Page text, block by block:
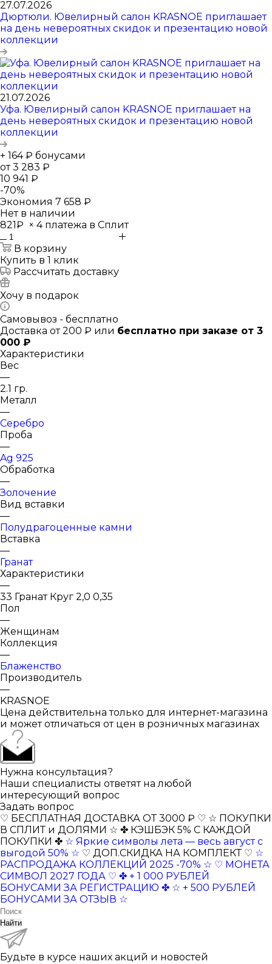
27.07.2026
Дюртюли. Ювелирный салон KRASNOE приглашает
на день невероятных скидок и презентацию новой
коллекции
21.07.2026
Уфа. Ювелирный салон KRASNOE приглашает на
день невероятных скидок и презентацию новой
коллекции
+ 164 ₽ бонусами
от3 283 ₽
10 941 ₽
-70%
Экономия 7 658 ₽
Нет в наличии
821₽ × 4 платежа в Сплит
В корзину
Купить в 1 клик
Рассчитать доставку
Хочу в подарок
Самовывоз - бесплатно
Доставка от 200 ₽ или бесплатно при заказе от 3
000 ₽
Характеристики
Вес
—
2.1 гр.
Металл
—
Серебро
Проба
—
Ag 925
Обработка
—
Золочение
Вид вставки
—
Полудрагоценные камни
Вставка
—
Гранат
Характеристики
—
33 Гранат Круг 2,0 0,35
Пол
—
Женщинам
Коллекция
—
Блаженство
Производитель
—
KRASNOE
Цена действительна только для интернет-магазина
и может отличаться от цен в розничных магазинах
Нужна консультация?
Наши специалисты ответят на любой
интересующий вопрос
Задать вопрос
♡ БЕСПЛАТНАЯ ДОСТАВКА ОТ 3000 ₽ ♡ ☆ ПОКУПКИ
В СПЛИТ и ДОЛЯМИ ☆ ✤ КЭШБЭК 5% С КАЖДОЙ
ПОКУПКИ ✤ ☆ Яркие символы лета — весь август с
выгодой 50% ☆ ♡ ДОП.СКИДКА НА КОМПЛЕКТ ♡ ☆
РАСПРОДАЖА КОЛЛЕКЦИЙ 2025 -70% ☆ ♡ МОНЕТА
СИМВОЛ 2027 ГОДА ♡ ✤ + 1 000 РУБЛЕЙ
БОНУСАМИ ЗА РЕГИСТРАЦИЮ ✤ ☆ + 500 РУБЛЕЙ
БОНУСАМИ ЗА ОТЗЫВ ☆
Найти
Будьте в курсе наших акций и новостей